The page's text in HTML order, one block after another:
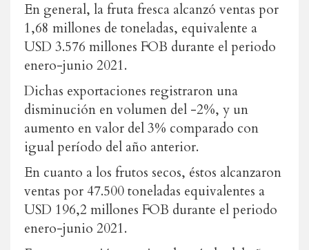
En general, la fruta fresca alcanzó ventas por
1,68 millones de toneladas, equivalente a
USD 3.576 millones FOB durante el periodo
enero-junio 2021.
Dichas exportaciones registraron una
disminución en volumen del -2%, y un
aumento en valor del 3% comparado con
igual período del año anterior.
En cuanto a los frutos secos, éstos alcanzaron
ventas por 47.500 toneladas equivalentes a
USD 196,2 millones FOB durante el periodo
enero-junio 2021.